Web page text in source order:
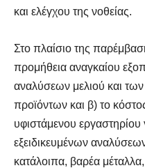
και ελέγχου της νοθείας.
Στο πλαίσιο της
προμήθεια αναγκαίου
αναλύσεων μελιού και
προϊόντων και β) το
υφιστάμενου
εξειδικευμένων
κατάλοιπα, βαρέα